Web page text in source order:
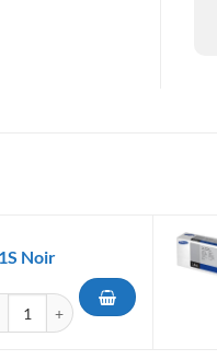
Noir
de Toner Samsung MLT-